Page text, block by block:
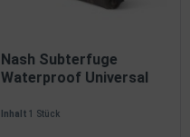
Nash Subterfuge
Waterproof Universal
Inhalt1 Stück